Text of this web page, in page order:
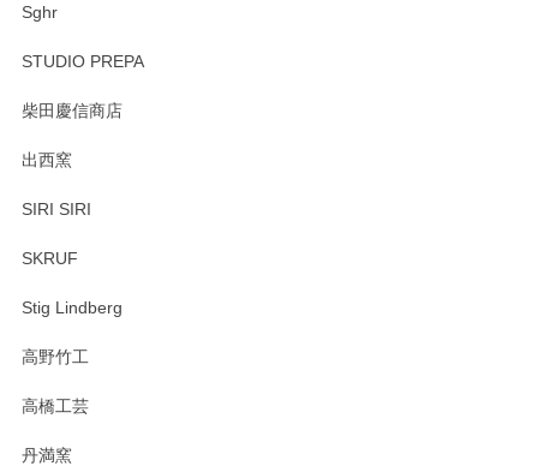
Sghr
STUDIO PREPA
柴田慶信商店
出西窯
SIRI SIRI
SKRUF
Stig Lindberg
高野竹工
高橋工芸
丹満窯